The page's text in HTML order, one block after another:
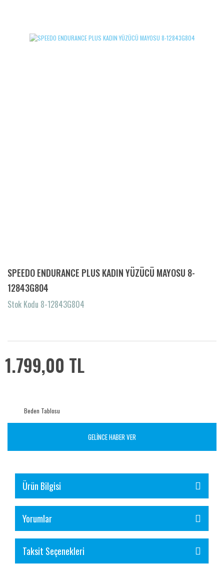
SPEEDO ENDURANCE PLUS KADIN YÜZÜCÜ MAYOSU 8-
12843G804
Stok Kodu 8-12843G804
1.799,00 TL
Beden Tablosu
GELİNCE HABER VER
Ürün Bilgisi
Yorumlar
Taksit Seçenekleri